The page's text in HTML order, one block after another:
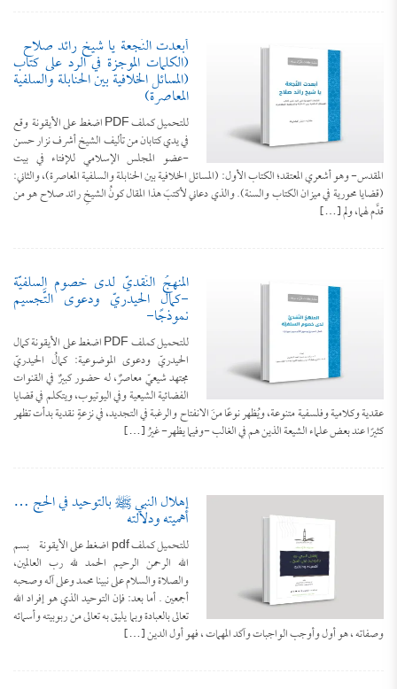
أبعدت النُجعة يا شيخ رائد صلاح
(الكلمات الموجزة في الرد على كتاب
(المسائل الخلافية بين الحنابلة والسلفية
المعاصرة)
للتحميل كملف PDF اضغط على الأيقونة وقع
في يدي كتابان من تأليف الشيخ أشرف نزار حسن
-عضو المجلس الإسلامي للإفتاء في بيت
المقدس- وهو أشعري المعتقد؛ الكتاب الأول: (المسائل الخلافية بين الحنابلة والسلفية المعاصرة)، والثاني:
(قضايا محورية في ميزان الكتاب والسنة). والذي دعاني لأكتبَ هذا المقال كونُ الشيخِ رائد صلاح هو من
قدَّم لهما، ولم […]
المنهجُ النَّقديُّ لدى خصوم السلفيَّة
-كمال الحيدريّ ودعوى التَّجسيم
نموذجًا-
للتحميل كملف PDF اضغط على الأيقونة كمال
الحيدريّ ودعوى الموضوعية: كمالُ الحيدريّ
مجتهد شيعيّ معاصرٌ، له حضور كبيرٌ في القنوات
الفضائية الشيعية وفي اليوتيوب، ويتكلم في قضايا
عقدية وكلامية وفلسفية متنوعة، ويُظهر نوعًا منَ الانفتاح والرغبة في التجديد، في نزعةٍ نقدية بدأت تظهر
كثيرًا عند بعض علماء الشيعة الذين هم في الغالب -وفيما يظهر- غيرُ […]
إهلال النبي ﷺ بالتوحيد في الحج …
أهميته ودلالته
للتحميل كملف pdf اضغط على الأيقونة بسم
الله الرحمن الرحيم الحمد لله رب العالمين،
والصلاة والسلام على نبينا محمد وعلى آله وصحبه
أجمعين . أما بعد: فإن التوحيد الذي هو إفراد الله
تعالى بالعبادة وبما يليق به تعالى من ربوبيته وأسمائه
وصفاته ، هو أول وأوجب الواجبات وآكد المهمات ، فهو أول الدين […]